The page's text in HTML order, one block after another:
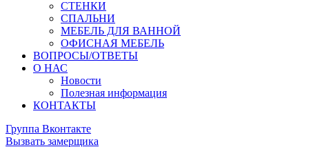
СТЕНКИ
СПАЛЬНИ
МЕБЕЛЬ ДЛЯ ВАННОЙ
ОФИСНАЯ МЕБЕЛЬ
ВОПРОСЫ/ОТВЕТЫ
О НАС
Новости
Полезная информация
КОНТАКТЫ
Группа Вконтакте
Вызвать замерщика